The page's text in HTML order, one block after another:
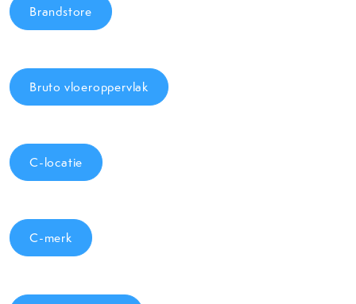
Brandstore
Bruto vloeroppervlak
C-locatie
C-merk